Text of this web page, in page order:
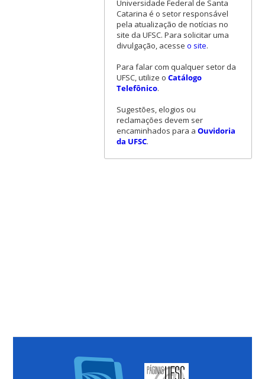
Universidade Federal de Santa
Catarina é o setor responsável
pela atualização de notícias no
site da UFSC. Para solicitar uma
divulgação, acesse o site.
Para falar com qualquer setor da
UFSC, utilize o Catálogo
Telefônico.
Sugestões, elogios ou
reclamações devem ser
encaminhados para a Ouvidoria
da UFSC.